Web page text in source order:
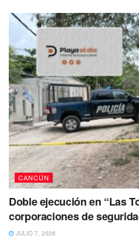
CANCÚN
Doble ejecución en “Las
corporaciones de
JULIO 7, 2026